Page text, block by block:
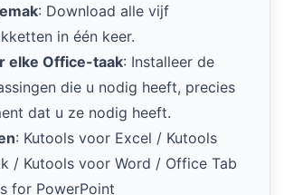
: Download alle vijf
in één keer.
elke Office-taak: Installeer de
die u nodig heeft, precies
dat u ze nodig heeft.
: Kutools voor Excel / Kutools
/ Kutools voor Word / Office Tab
for PowerPoint